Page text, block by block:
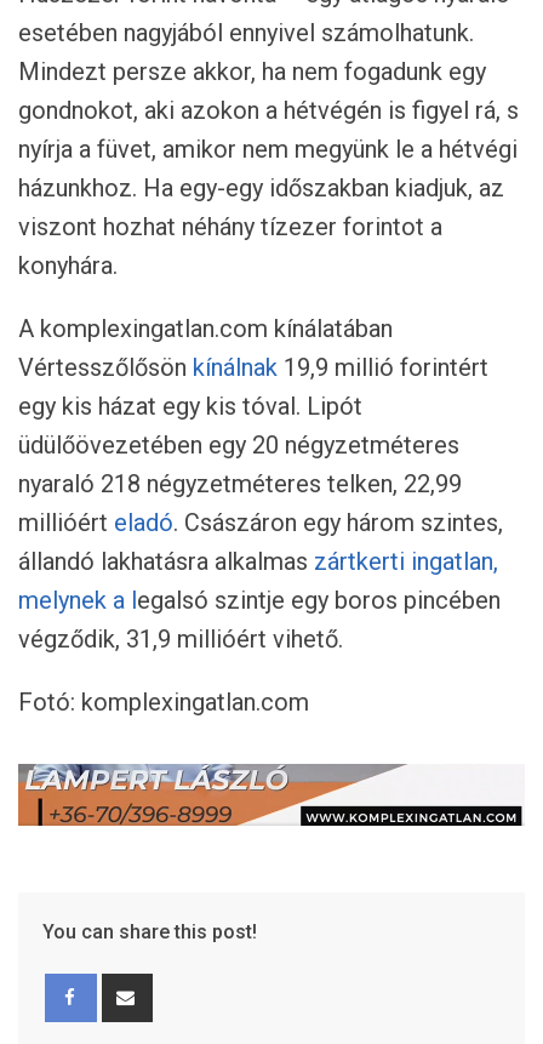
esetében nagyjából ennyivel számolhatunk.
Mindezt persze akkor, ha nem fogadunk egy
gondnokot, aki azokon a hétvégén is figyel rá, s
nyírja a füvet, amikor nem megyünk le a hétvégi
házunkhoz. Ha egy-egy időszakban kiadjuk, az
viszont hozhat néhány tízezer forintot a
konyhára.
A komplexingatlan.com kínálatában
Vértesszőlősön kínálnak 19,9 millió forintért
egy kis házat egy kis tóval. Lipót
üdülőövezetében egy 20 négyzetméteres
nyaraló 218 négyzetméteres telken, 22,99
millióért eladó. Császáron egy három szintes,
állandó lakhatásra alkalmas zártkerti ingatlan,
melynek a legalsó szintje egy boros pincében
végződik, 31,9 millióért vihető.
Fotó: komplexingatlan.com
You can share this post!